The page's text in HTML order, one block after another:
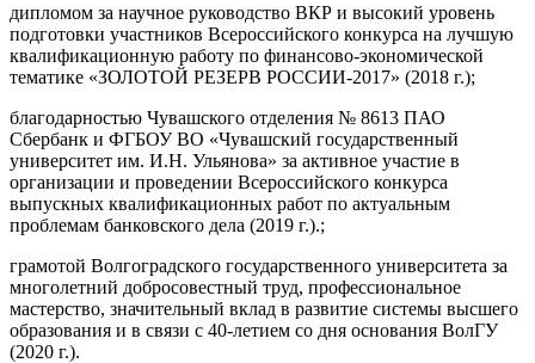
дипломом за научное руководство ВКР и высокий уровень
подготовки участников Всероссийского конкурса на лучшую
квалификационную работу по финансово-экономической
тематике «ЗОЛОТОЙ РЕЗЕРВ РОССИИ-2017» (2018 г.);
благодарностью Чувашского отделения № 8613 ПАО
Сбербанк и ФГБОУ ВО «Чувашский государственный
университет им. И.Н. Ульянова» за активное участие в
организации и проведении Всероссийского конкурса
выпускных квалификационных работ по актуальным
проблемам банковского дела (2019 г.).;
грамотой Волгоградского государственного университета за
многолетний добросовестный труд, профессиональное
мастерство, значительный вклад в развитие системы высшего
образования и в связи с 40-летием со дня основания ВолГУ
(2020 г.).